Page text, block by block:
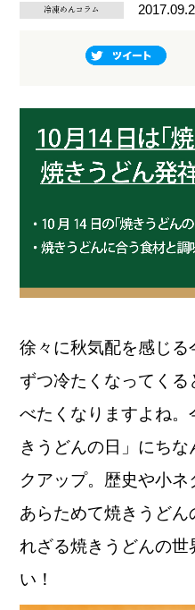
冷凍めんコラム
徐々に秋気配を感じる
ずつ冷たくなってく
べたくなりますよね
きうどんの日」にち
クアップ。歴史や小ネ
あらためて焼きうどん
れざる焼きうどんの世
い！